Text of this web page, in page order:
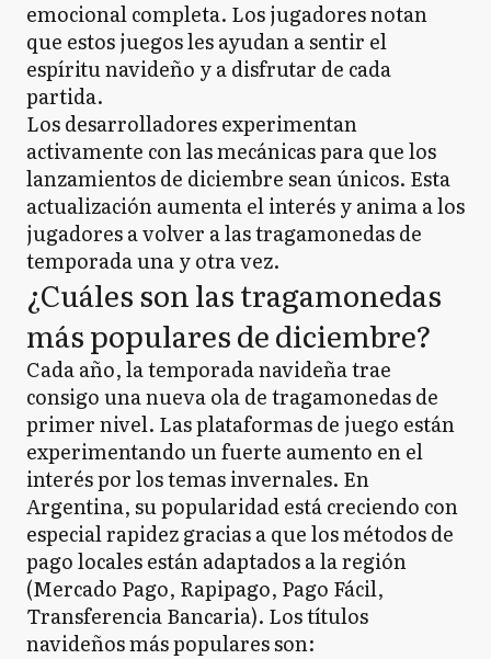
emocional completa. Los jugadores notan
que estos juegos les ayudan a sentir el
espíritu navideño y a disfrutar de cada
partida.
Los desarrolladores experimentan
activamente con las mecánicas para que los
lanzamientos de diciembre sean únicos. Esta
actualización aumenta el interés y anima a los
jugadores a volver a las tragamonedas de
temporada una y otra vez.
¿Cuáles son las tragamonedas
más populares de diciembre?
Cada año, la temporada navideña trae
consigo una nueva ola de tragamonedas de
primer nivel. Las plataformas de juego están
experimentando un fuerte aumento en el
interés por los temas invernales. En
Argentina, su popularidad está creciendo con
especial rapidez gracias a que los métodos de
pago locales están adaptados a la región
(Mercado Pago, Rapipago, Pago Fácil,
Transferencia Bancaria). Los títulos
navideños más populares son: